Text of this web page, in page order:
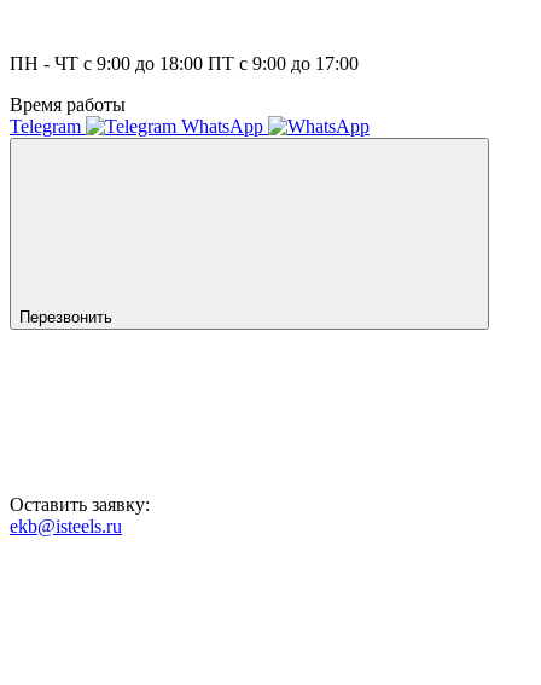
ПН - ЧТ с 9:00 до 18:00 ПТ с 9:00 до 17:00
Время работы
Telegram
WhatsApp
Перезвонить
Оставить заявку:
ekb@isteels.ru